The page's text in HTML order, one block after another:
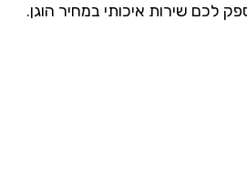
שירות איכותי במחיר הוגן.